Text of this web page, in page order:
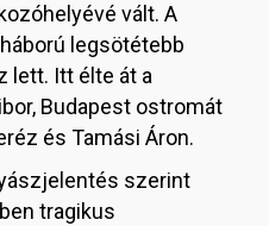
vált. A
legsötétebb
lett. Itt élte át a
Budapest ostromát
és Tamási Áron.
szerint
tragikus